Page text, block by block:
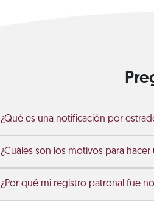
¿Qué es una notificación por
¿Cuáles son los motivos para
¿Por qué mi registro patronal fue